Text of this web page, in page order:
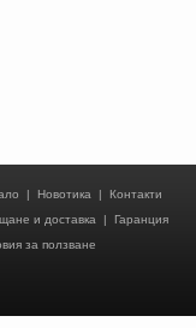
| Новотика | Контакти
и доставка | Гаранция
за ползване